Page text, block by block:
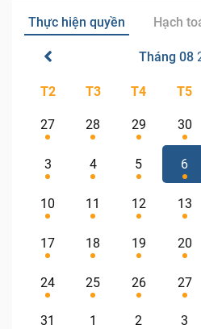
Thực hiện quyền Hạch
Tháng 08
T2 T3 T4 T5
27 28 29 30
3 4 5 6
10 11 12 13
17 18 19 20
24 25 26 27
31 1 2 3